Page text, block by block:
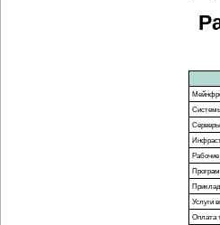
Услуги
Оплата